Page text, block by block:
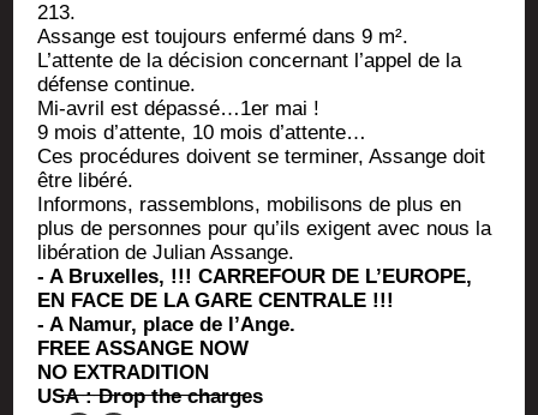
213.
Assange est tou­jours enfer­mé dans 9 m².
L’at­tente de la déci­sion concer­nant l’ap­pel de la
défense continue.
Mi-avril est dépassé…1er mai !
9 mois d’at­tente, 10 mois d’attente…
Ces pro­cé­dures doivent se ter­mi­ner, Assange doit
être libéré.
Infor­mons, ras­sem­blons, mobi­li­sons de plus en
plus de per­sonnes pour qu’ils exigent avec nous la
libé­ra­tion de Julian Assange.
- A Bruxelles, !!! CARREFOUR DE L’EUROPE,
EN FACE DE LA GARE CENTRALE !!!
- A Namur, place de l’Ange.
FREE ASSANGE NOW
NO EXTRADITION
USA : Drop the charges